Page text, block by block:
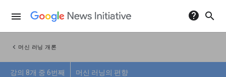
menu help search
chevron_left 머신 러닝 개론
강의 8개 중 6번째 머신 러닝의 편향